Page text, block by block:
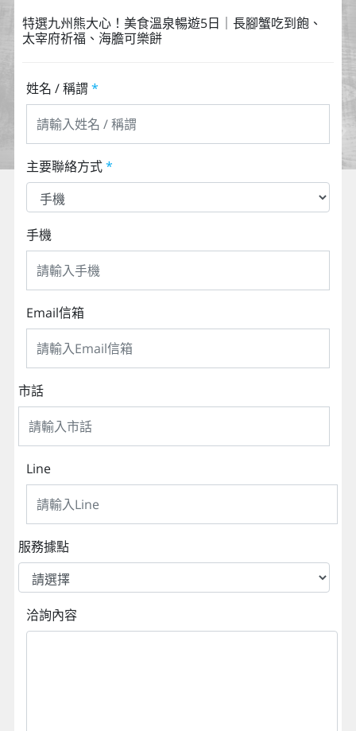
特選九州熊大心！美食溫泉暢遊5日｜長腳蟹吃到飽、
太宰府祈福、海膽可樂餅
姓名 / 稱謂 *
主要聯絡方式*
手機
Email信箱
市話
Line
服務據點
洽詢內容